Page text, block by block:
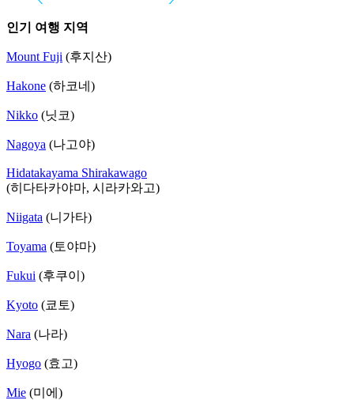
인기 여행 지역
Mount Fuji (후지산)
Hakone (하코네)
Nikko (닛코)
Nagoya (나고야)
Hidatakayama Shirakawago
(히다타카야마, 시라카와고)
Niigata (니가타)
Toyama (토야마)
Fukui (후쿠이)
Kyoto (쿄토)
Nara (나라)
Hyogo (효고)
Mie (미에)